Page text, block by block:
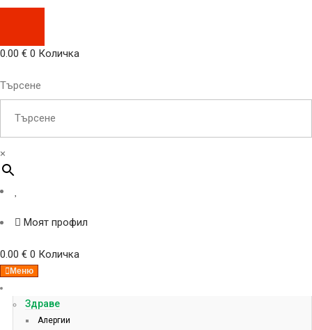
0.00 € 0 Количка
Търсене
×
Моят профил
0.00 € 0 Количка
Меню
Здраве
Алергии